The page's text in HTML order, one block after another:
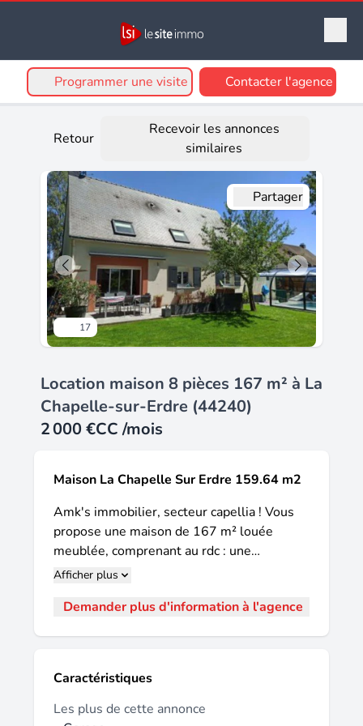
Programmer une visite Contacter l'agence
Retour
Recevoir les annonces
similaires
17
Partager
Location maison 8 pièces 167 m² à La
Chapelle-sur-Erdre (44240)
2 000 €CC /mois
Maison La Chapelle Sur Erdre 159.64 m2
Amk's immobilier, secteur capellia ! Vous
propose une maison de 167 m² louée
meublée, comprenant au rdc : une
lumineuse pièce de vie avec poêle, une
garage avec buanderie et sauna, une
douche et baignoire, un wc. Son + : un
agréable jardin clos exposé sud -ouest avec
terrasse et piscine couverte et chauffée.
Afficher plus
Demander plus d'information à l'agence
Caractéristiques
Les plus de cette annonce